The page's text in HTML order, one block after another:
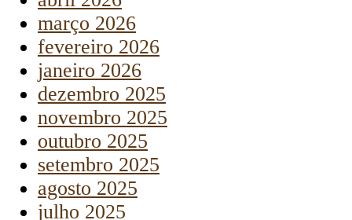
março 2026
fevereiro 2026
janeiro 2026
dezembro 2025
novembro 2025
outubro 2025
setembro 2025
agosto 2025
julho 2025